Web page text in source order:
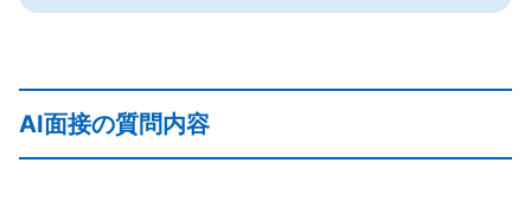
AI面接の質問内容